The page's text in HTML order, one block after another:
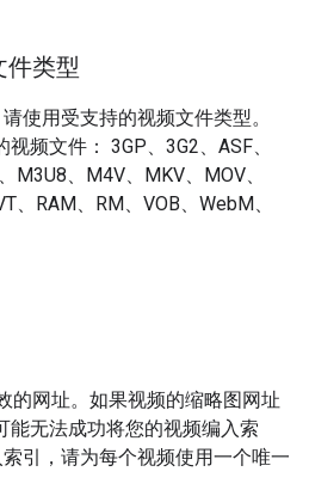
件类型
使用受支持的视频文件类型。
频文件： 3GP、3G2、ASF、
M3U8、M4V、MKV、MOV、
、RAM、RM、VOB、WebM、
的网址。如果视频的缩略图网址
能无法成功将您的视频编入索
引，请为每个视频使用一个唯一